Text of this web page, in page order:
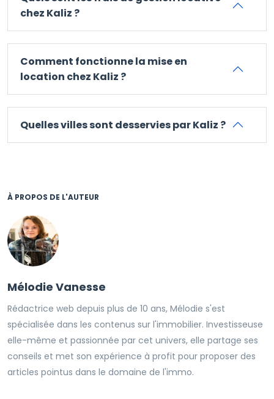
chez Kaliz ?
Comment fonctionne la mise en
location chez Kaliz ?
Quelles villes sont desservies par Kaliz ?
À PROPOS DE L'AUTEUR
Mélodie Vanesse
Rédactrice web depuis plus de 10 ans, Mélodie s'est
spécialisée dans les contenus sur l'immobilier. Investisseuse
elle-même et passionnée par cet univers, elle partage ses
conseils et met son expérience à profit pour proposer des
articles pointus dans le domaine de l'immo.